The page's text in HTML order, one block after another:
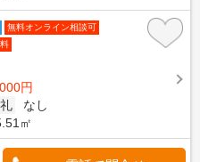
無料オンライン相談可
円
礼
なし
㎡